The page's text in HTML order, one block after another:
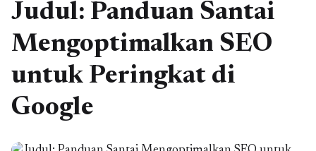
Judul: Panduan Santai
Mengoptimalkan SEO
untuk Peringkat di
Google